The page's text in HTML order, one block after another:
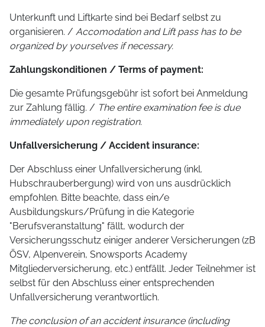
Unterkunft und Liftkarte sind bei Bedarf selbst zu
organisieren. / Accomodation and Lift pass has to be
organized by yourselves if necessary.
Zahlungskonditionen / Terms of payment:
Die gesamte Prüfungsgebühr ist sofort bei Anmeldung
zur Zahlung fällig. / The entire examination fee is due
immediately upon registration.
Unfallversicherung / Accident insurance:
Der Abschluss einer Unfallversicherung (inkl.
Hubschrauberbergung) wird von uns ausdrücklich
empfohlen. Bitte beachte, dass ein/e
Ausbildungskurs/Prüfung in die Kategorie
"Berufsveranstaltung" fällt, wodurch der
Versicherungsschutz einiger anderer Versicherungen (zB
ÖSV, Alpenverein, Snowsports Academy
Mitgliederversicherung, etc.) entfällt. Jeder Teilnehmer ist
selbst für den Abschluss einer entsprechenden
Unfallversicherung verantwortlich.
The conclusion of an accident insurance (including